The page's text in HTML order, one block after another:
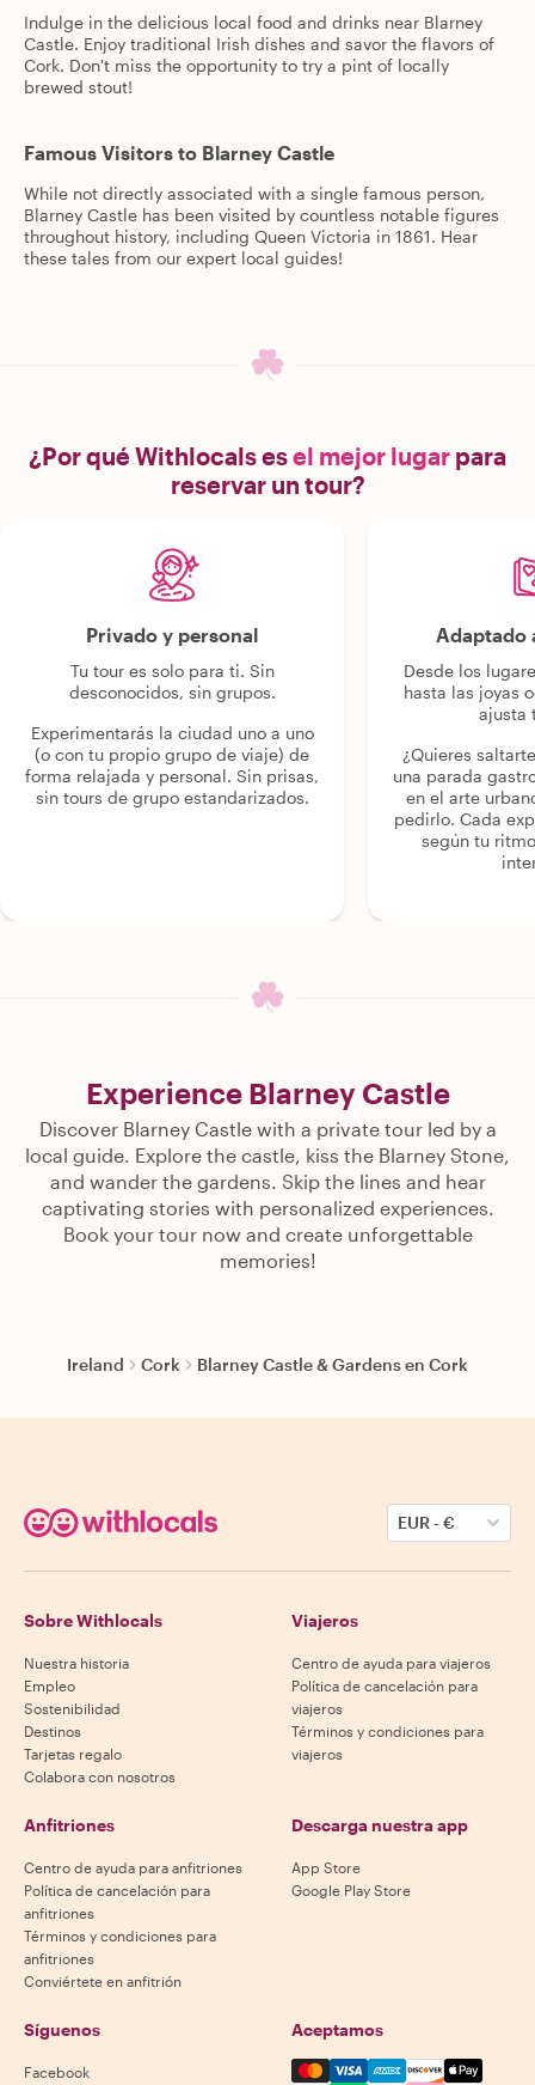
Indulge in the delicious local food and drinks near Blarney
Castle. Enjoy traditional Irish dishes and savor the flavors of
Cork. Don't miss the opportunity to try a pint of locally
brewed stout!
Famous Visitors to Blarney Castle
While not directly associated with a single famous person,
Blarney Castle has been visited by countless notable figures
throughout history, including Queen Victoria in 1861. Hear
these tales from our expert local guides!
¿Por qué Withlocals esel mejor lugar para
reservar un tour?
Privado y personal
Tu tour es solo para ti. Sin
desconocidos, sin grupos.
Experimentarás la ciudad uno a uno
(o con tu propio grupo de viaje) de
forma relajada y personal. Sin prisas,
sin tours de grupo estandarizados.
Adaptado
Desde los
hasta las joyas
ajusta
¿Quieres
una parada
en el arte
pedirlo. Cada
según tu
Experience Blarney Castle
Discover Blarney Castle with a private tour led by a
local guide. Explore the castle, kiss the Blarney Stone,
and wander the gardens. Skip the lines and hear
captivating stories with personalized experiences.
Book your tour now and create unforgettable
memories!
Ireland Cork Blarney Castle & Gardens en Cork
EUR-€
Sobre Withlocals
Nuestra historia
Empleo
Sostenibilidad
Destinos
Tarjetas regalo
Colabora con nosotros
Viajeros
Centro de ayuda para viajeros
Política de cancelación para
viajeros
Términos y condiciones para
viajeros
Anfitriones
Centro de ayuda para anfitriones
Política de cancelación para
anfitriones
Términos y condiciones para
anfitriones
Conviértete en anfitrión
Descarga nuestra app
App Store
Google Play Store
Síguenos
Facebook
Aceptamos
Mastercard, Visa, Amex,